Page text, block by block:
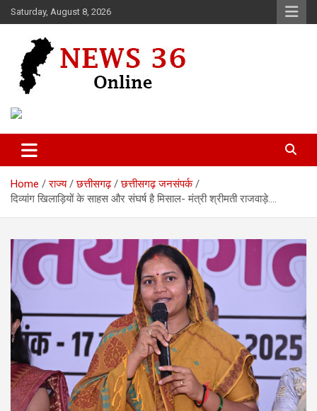
Skip
to
Saturday, August 8, 2026
News 36
Home राज्य छत्तीसगढ़
छत्तीसगढ़ जनसंपर्क
दिव्यांग खिलाड़ियों के साहस और संघर्ष है मिसाल- मंत्री श्रीमती राजवाड़े….